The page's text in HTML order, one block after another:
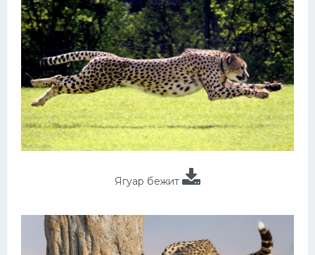
Ягуар бежит